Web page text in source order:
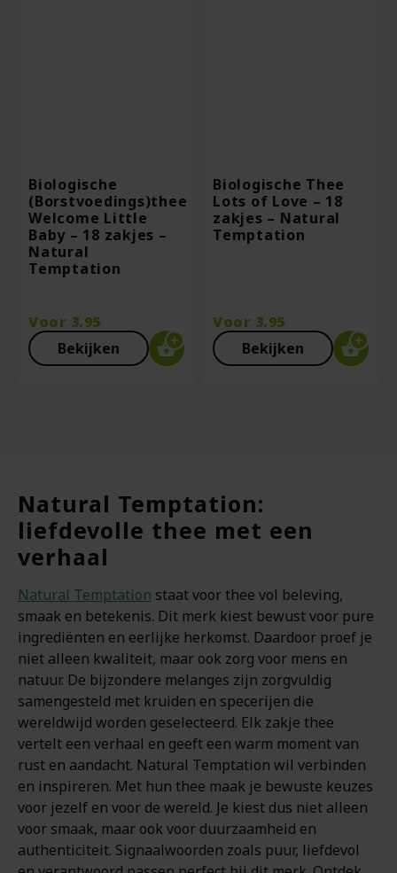
Biologische
(Borstvoedings)thee
Welcome Little
Baby – 18 zakjes –
Natural
Temptation
Voor 3.95
Bekijken
Biologische Thee
Lots of Love – 18
zakjes – Natural
Temptation
Voor 3.95
Bekijken
Natural Temptation:
liefdevolle thee met een
verhaal
Natural Temptation staat voor thee vol beleving,
smaak en betekenis. Dit merk kiest bewust voor pure
ingrediënten en eerlijke herkomst. Daardoor proef je
niet alleen kwaliteit, maar ook zorg voor mens en
natuur. De bijzondere melanges zijn zorgvuldig
samengesteld met kruiden en specerijen die
wereldwijd worden geselecteerd. Elk zakje thee
vertelt een verhaal en geeft een warm moment van
rust en aandacht. Natural Temptation wil verbinden
en inspireren. Met hun thee maak je bewuste keuzes
voor jezelf en voor de wereld. Je kiest dus niet alleen
voor smaak, maar ook voor duurzaamheid en
authenticiteit. Signaalwoorden zoals puur, liefdevol